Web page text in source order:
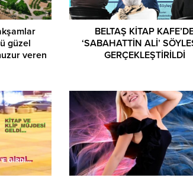
güzel
veren
BELTAŞ KİTAP
‘SABAHATTİN ALİ’
GERÇEKLEŞTİRİLDİ
Asuman Krause,